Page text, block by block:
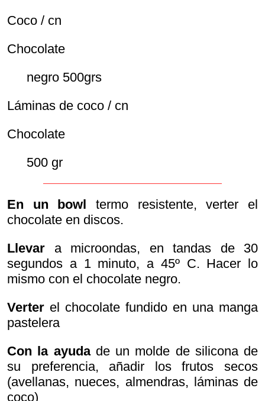
Coco / cn
Chocolate
negro 500grs
Láminas de coco / cn
Chocolate
500 gr
En un bowl termo resistente, verter el
chocolate en discos.
Llevar a microondas, en tandas de 30
segundos a 1 minuto, a 45º C. Hacer lo
mismo con el chocolate negro.
Verter el chocolate fundido en una manga
pastelera
Con la ayudade un molde de silicona de
su preferencia, añadir los frutos secos
(avellanas, nueces, almendras, láminas de
coco)